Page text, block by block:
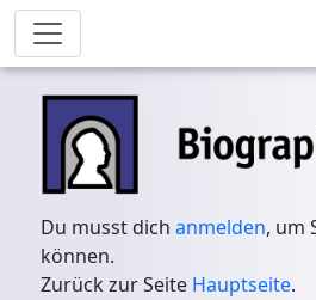
Du musst dichanmelden, um
können.
Zurück zur Seite Hauptseite.